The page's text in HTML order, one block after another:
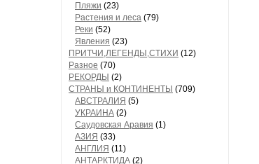
Пляжи (23)
Растения и леса (79)
Реки (52)
Явления (23)
ПРИТЧИ,ЛЕГЕНДЫ,СТИХИ (12)
Разное (70)
РЕКОРДЫ (2)
СТРАНЫ и КОНТИНЕНТЫ (709)
АВСТРАЛИЯ (5)
УКРАИНА (2)
Саудовская Аравия (1)
АЗИЯ (33)
АНГЛИЯ (11)
АНТАРКТИДА (2)